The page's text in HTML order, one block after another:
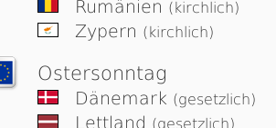
Rumänien (kirchlich)
Zypern (kirchlich)
Ostersonntag
Dänemark (gesetzlich)
Lettland (gesetzlich)